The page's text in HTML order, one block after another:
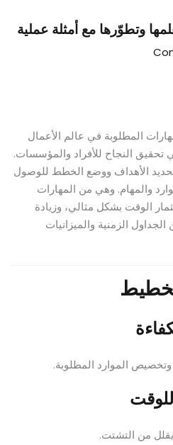
وتطوّرها مع أمثلة عملية
المطلوبة في عالم الأعمال
تحقيق النجاح للأفراد والمؤسسات.
الأهداف ووضع الخطط للوصول
والمهام. وهي من المهارات
الوقت بشكل مثالي، وزيادة
الزمنية والميزانيات
الموارد المطلوبة.
يقلل من التشتت.